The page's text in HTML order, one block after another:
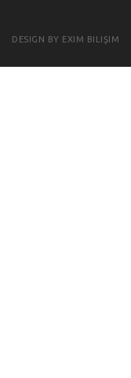
DESIGN BY EXIM BILIŞIM